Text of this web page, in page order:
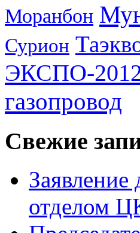
Моранбон
Сурион
ЭКСПО-
газопровод
Свежие
Заявление
отделом